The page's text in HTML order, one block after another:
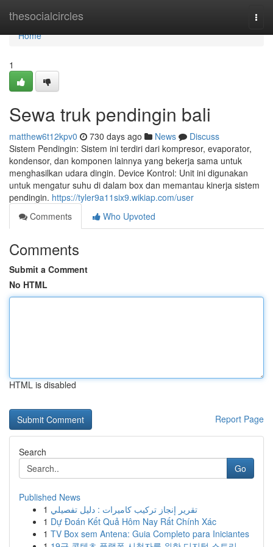
thesocialcircles
Home
Home
1
Sewa truk pendingin bali
matthew6t12kpv0 730 days ago News
Discuss
Sistem Pendingin: Sistem ini terdiri dari kompresor, evaporator,
kondensor, dan komponen lainnya yang bekerja sama untuk
menghasilkan udara dingin. Device Kontrol: Unit ini digunakan
untuk mengatur suhu di dalam box dan memantau kinerja sistem
pendingin. https://tyler9a11six9.wikiap.com/user
Comments
Who Upvoted
Comments
Submit a Comment
No HTML
HTML is disabled
Report Page
Search
Go
Published News
1 تقرير إنجاز تركيب كاميرات : دليل تفصيلي
1 Dự Đoán Kết Quả Hôm Nay Rất Chính Xác
1 TV Box sem Antena: Guia Completo para Iniciantes